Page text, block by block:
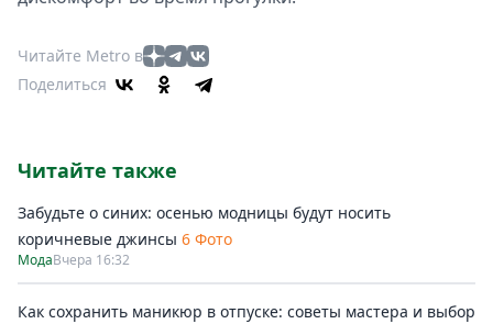
Читайте Metro в
Поделиться
Читайте также
Забудьте о синих: осенью модницы будут носить
коричневые джинсы 6 Фото
МодаВчера 16:32
Как сохранить маникюр в отпуске: советы мастера и выбор